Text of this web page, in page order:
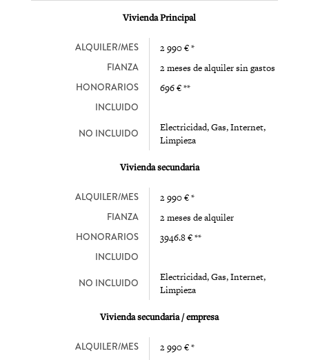
Vivienda Principal
ALQUILER/MES 2 990 € *
FIANZA 2 meses de alquiler sin gastos
HONORARIOS 696 € **
INCLUIDO
NO INCLUIDO
Electricidad, Gas, Internet,
Limpieza
Vivienda secundaria
ALQUILER/MES 2 990 € *
FIANZA 2 meses de alquiler
HONORARIOS 3946.8 € **
INCLUIDO
NO INCLUIDO
Electricidad, Gas, Internet,
Limpieza
Vivienda secundaria / empresa
ALQUILER/MES 2 990 € *